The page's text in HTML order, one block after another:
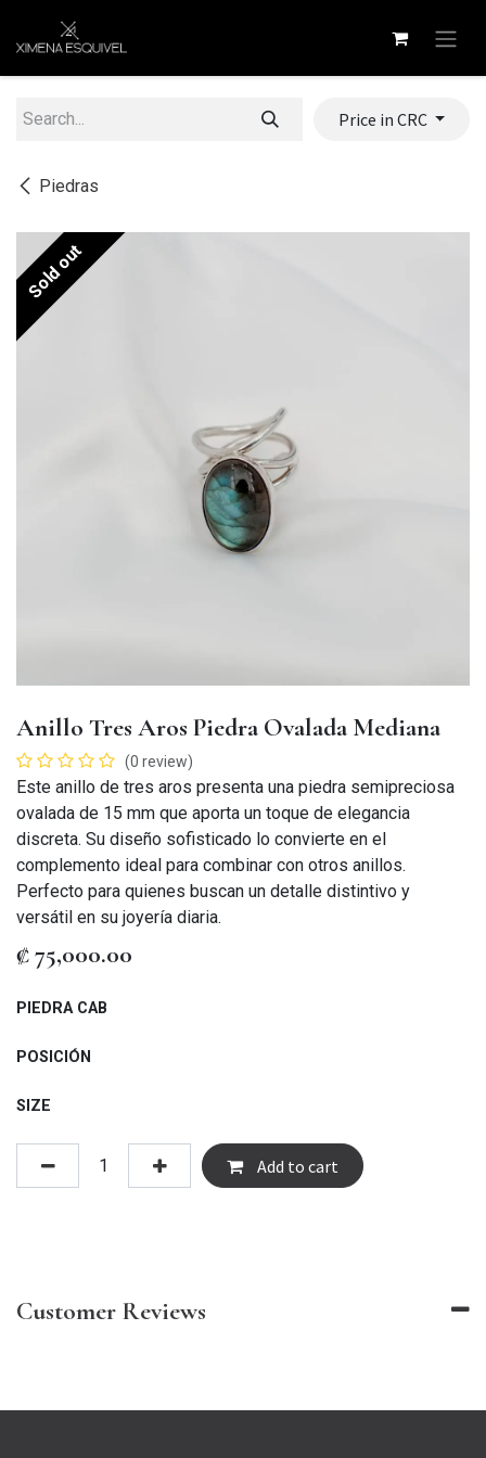
Piedras
Price in CRC
Sold out
Anillo Tres Aros Piedra Ovalada Mediana
(0 review)
Este anillo de tres aros presenta una piedra semipreciosa
ovalada de 15 mm que aporta un toque de elegancia
discreta. Su diseño sofisticado lo convierte en el
complemento ideal para combinar con otros anillos.
Perfecto para quienes buscan un detalle distintivo y
versátil en su joyería diaria.
₡75,000.00
PIEDRA CAB
POSICIÓN
SIZE
Add to cart
Customer Reviews